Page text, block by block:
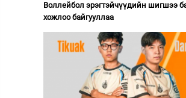
Воллейбол эрэгтэйчүүдийн шигшээ
хожлоо байгууллаа